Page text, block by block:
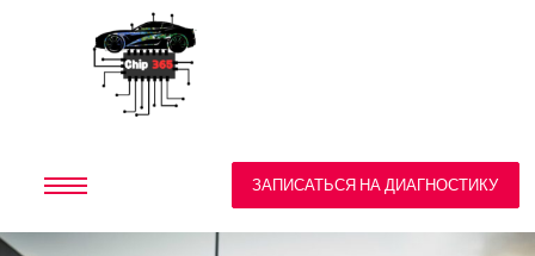
ЗАПИСАТЬСЯ НА ДИАГНОСТИКУ